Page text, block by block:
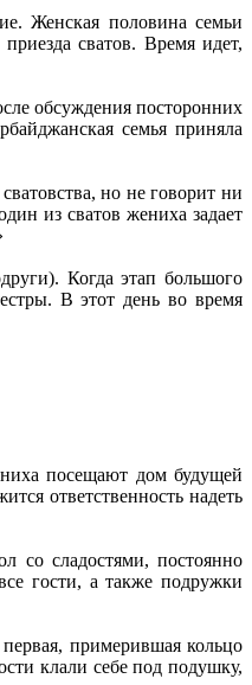
Женская половина семьи
сватов. Время идет,
обсуждения посторонних
семья приняла
но не говорит ни
из сватов жениха задает
Когда этап большого
В этот день во время
посещают дом будущей
ответственность надеть
со сладостями, постоянно
гости, а также подружки
примерившая кольцо
клали себе под подушку,